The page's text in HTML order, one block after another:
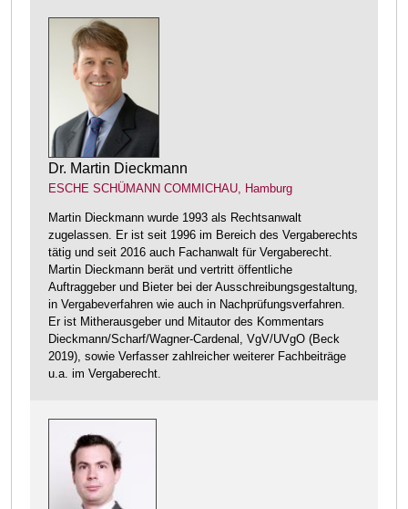
Dr. Martin Dieckmann
ESCHE SCHÜMANN COMMICHAU, Hamburg
Martin Dieckmann wurde 1993 als Rechtsanwalt
zugelassen. Er ist seit 1996 im Bereich des Vergaberechts
tätig und seit 2016 auch Fachanwalt für Vergaberecht.
Martin Dieckmann berät und vertritt öffentliche
Auftraggeber und Bieter bei der Ausschreibungsgestaltung,
in Vergabeverfahren wie auch in Nachprüfungsverfahren.
Er ist Mitherausgeber und Mitautor des Kommentars
Dieckmann/Scharf/Wagner-Cardenal, VgV/UVgO (Beck
2019), sowie Verfasser zahlreicher weiterer Fachbeiträge
u.a. im Vergaberecht.